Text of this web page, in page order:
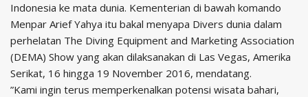
Indonesia ke mata dunia. Kementerian di bawah komando
Menpar Arief Yahya itu bakal menyapa Divers dunia dalam
perhelatan The Diving Equipment and Marketing Association
(DEMA) Show yang akan dilaksanakan di Las Vegas, Amerika
Serikat, 16 hingga 19 November 2016, mendatang.
”Kami ingin terus memperkenalkan potensi wisata bahari,